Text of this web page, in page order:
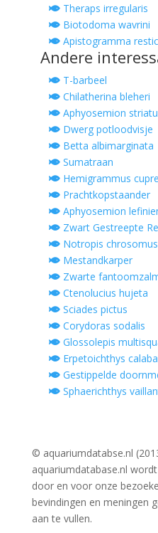
Theraps irregularis
Biotodoma wavrini
Apistogramma
Andere
T-barbeel
Chilatherina bleheri
Aphyosemion
Dwerg potloodvisje
Betta albimarginata
Sumatraan
Hemigrammus
Prachtkopstaander
Aphyosemion
Zwart Gestreepte
Notropis chrosomus
Mestandkarper
Zwarte
Ctenolucius hujeta
Sciades pictus
Corydoras sodalis
Glossolepis
Erpetoichthys
Gestippelde
Sphaerichthys
© aquariumdatabse.nl
aquariumdatabase.nl
door en voor onze
bevindingen en meningen
aan te vullen.